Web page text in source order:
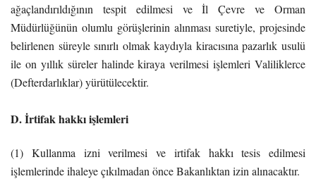
ağaçlandırıldığının tespit edilmesi ve İl Çevre ve Orman
Müdürlüğünün olumlu görüşlerinin alınması suretiyle, projesinde
belirlenen süreyle sınırlı olmak kaydıyla kiracısına pazarlık usulü
ile on yıllık süreler halinde kiraya verilmesi işlemleri Valiliklerce
(Defterdarlıklar) yürütülecektir.
D. İrtifak hakkı işlemleri
(1) Kullanma izni verilmesi ve irtifak hakkı tesis edilmesi
işlemlerinde ihaleye çıkılmadan önce Bakanlıktan izin alınacaktır.